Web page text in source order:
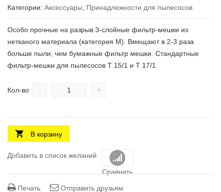
Категории: Аксесcуары Принадлежности для пылесосов
Особо прочные на разрыв 3-слойные фильтр-мешки из
нетканого материала (категория M). Вмещают в 2-3 раза
больше пыли, чем бумажные фильтр мешки. Стандартные
фильтр-мешки для пылесосов T 15/1 и T 17/1
Кол-во - +
В корзину
Добавить в список желаний
Сравнить
Печать Отправить друзьям